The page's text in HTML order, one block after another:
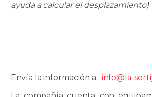
ayuda a calcular el desplazamiento)
Envía la información a:info@la-